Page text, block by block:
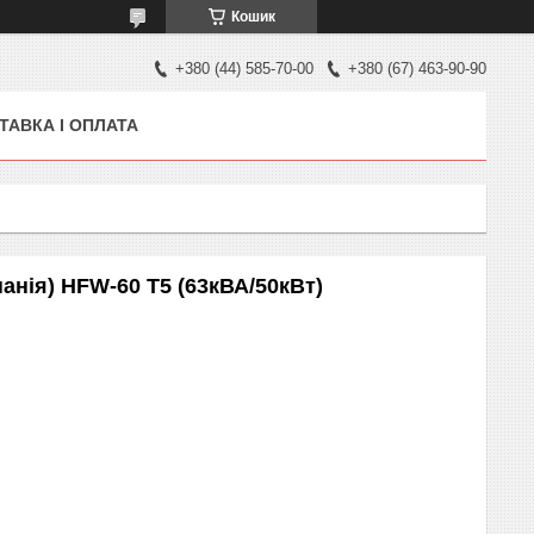
Кошик
+380 (44) 585-70-00 +380 (67) 463-90-90
І ОПЛАТА
HFW-60 T5 (63кВА/50кВт)